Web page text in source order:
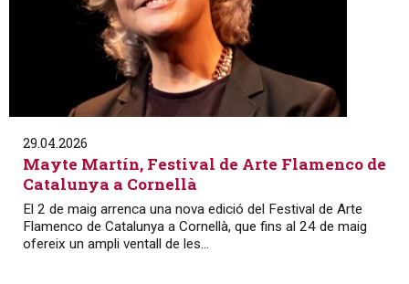
29.04.2026
Mayte Martín, Festival de Arte Flamenco de
Catalunya a Cornellà
El 2 de maig arrenca una nova edició del Festival de Arte
Flamenco de Catalunya a Cornellà, que fins al 24 de maig
ofereix un ampli ventall de les...